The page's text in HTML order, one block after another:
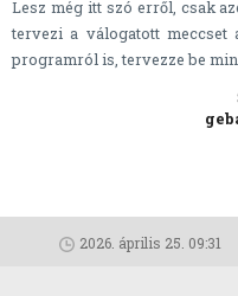
Lesz még itt szó erről, csak
tervezi a válogatott meccset
programról is, tervezze be
2026. április 25. 09:31